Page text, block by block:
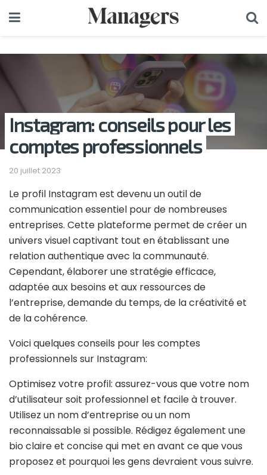
Instagram: conseils pour les
comptes professionnels
20 juillet 2023
Le profil Instagram est devenu un outil de
communication essentiel pour de nombreuses
entreprises. Cette plateforme permet de créer un
univers visuel captivant tout en établissant une
relation authentique avec la communauté.
Cependant, élaborer une stratégie efficace,
adaptée aux besoins et aux ressources de
l’entreprise, demande du temps, de la créativité et
de la cohérence.
Voici quelques conseils pour les comptes
professionnels sur Instagram:
Optimisez votre profil: assurez-vous que votre nom
d’utilisateur soit professionnel et facile à trouver.
Utilisez un nom d’entreprise ou un nom
reconnaissable si possible. Rédigez également une
bio claire et concise qui met en avant ce que vous
proposez et pourquoi les gens devraient vous suivre.